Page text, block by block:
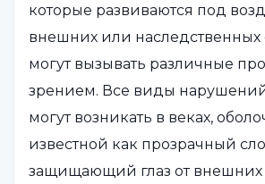
которые развиваются под
внешних или наследственных
могут вызывать различные
зрением. Все виды
могут возникать в веках,
известной как прозрачный
защищающий глаз от внешних